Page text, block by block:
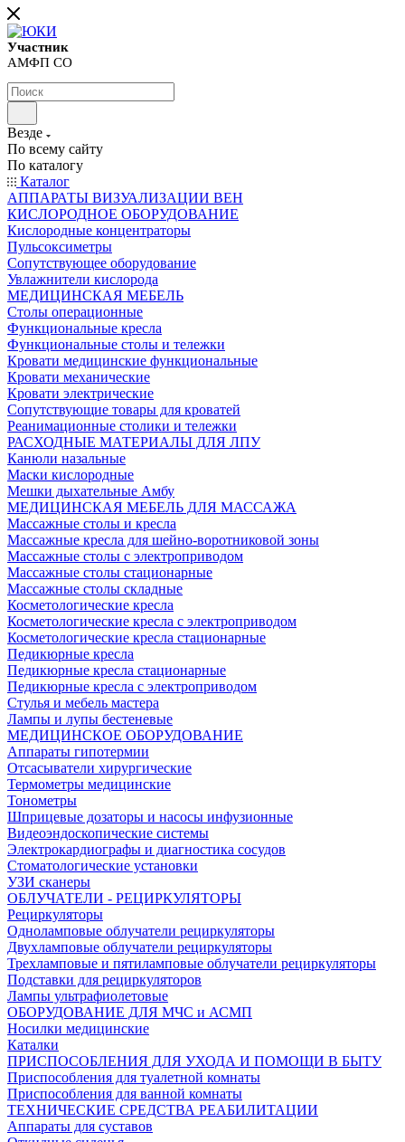
Участник
АМФП СО
Везде
По всему сайту
По каталогу
Каталог
АППАРАТЫ ВИЗУАЛИЗАЦИИ ВЕН
КИСЛОРОДНОЕ ОБОРУДОВАНИЕ
Кислородные концентраторы
Пульсоксиметры
Сопутствующее оборудование
Увлажнители кислорода
МЕДИЦИНСКАЯ МЕБЕЛЬ
Столы операционные
Функциональные кресла
Функциональные столы и тележки
Кровати медицинские функциональные
Кровати механические
Кровати электрические
Сопутствующие товары для кроватей
Реанимационные столики и тележки
РАСХОДНЫЕ МАТЕРИАЛЫ ДЛЯ ЛПУ
Канюли назальные
Маски кислородные
Мешки дыхательные Амбу
МЕДИЦИНСКАЯ МЕБЕЛЬ ДЛЯ МАССАЖА
Массажные столы и кресла
Массажные кресла для шейно-воротниковой зоны
Массажные столы с электроприводом
Массажные столы стационарные
Массажные столы складные
Косметологические кресла
Косметологические кресла с электроприводом
Косметологические кресла стационарные
Педикюрные кресла
Педикюрные кресла стационарные
Педикюрные кресла с электроприводом
Стулья и мебель мастера
Лампы и лупы бестеневые
МЕДИЦИНСКОЕ ОБОРУДОВАНИЕ
Аппараты гипотермии
Отсасыватели хирургические
Термометры медицинские
Тонометры
Шприцевые дозаторы и насосы инфузионные
Видеоэндоскопические системы
Электрокардиографы и диагностика сосудов
Стоматологические установки
УЗИ сканеры
ОБЛУЧАТЕЛИ - РЕЦИРКУЛЯТОРЫ
Рециркуляторы
Одноламповые облучатели рециркуляторы
Двухламповые облучатели рециркуляторы
Трехламповые и пятиламповые облучатели рециркуляторы
Подставки для рециркуляторов
Лампы ультрафиолетовые
ОБОРУДОВАНИЕ ДЛЯ МЧС и АСМП
Носилки медицинские
Каталки
ПРИСПОСОБЛЕНИЯ ДЛЯ УХОДА И ПОМОЩИ В БЫТУ
Приспособления для туалетной комнаты
Приспособления для ванной комнаты
ТЕХНИЧЕСКИЕ СРЕДСТВА РЕАБИЛИТАЦИИ
Аппараты для суставов